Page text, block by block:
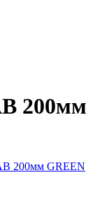
200мм